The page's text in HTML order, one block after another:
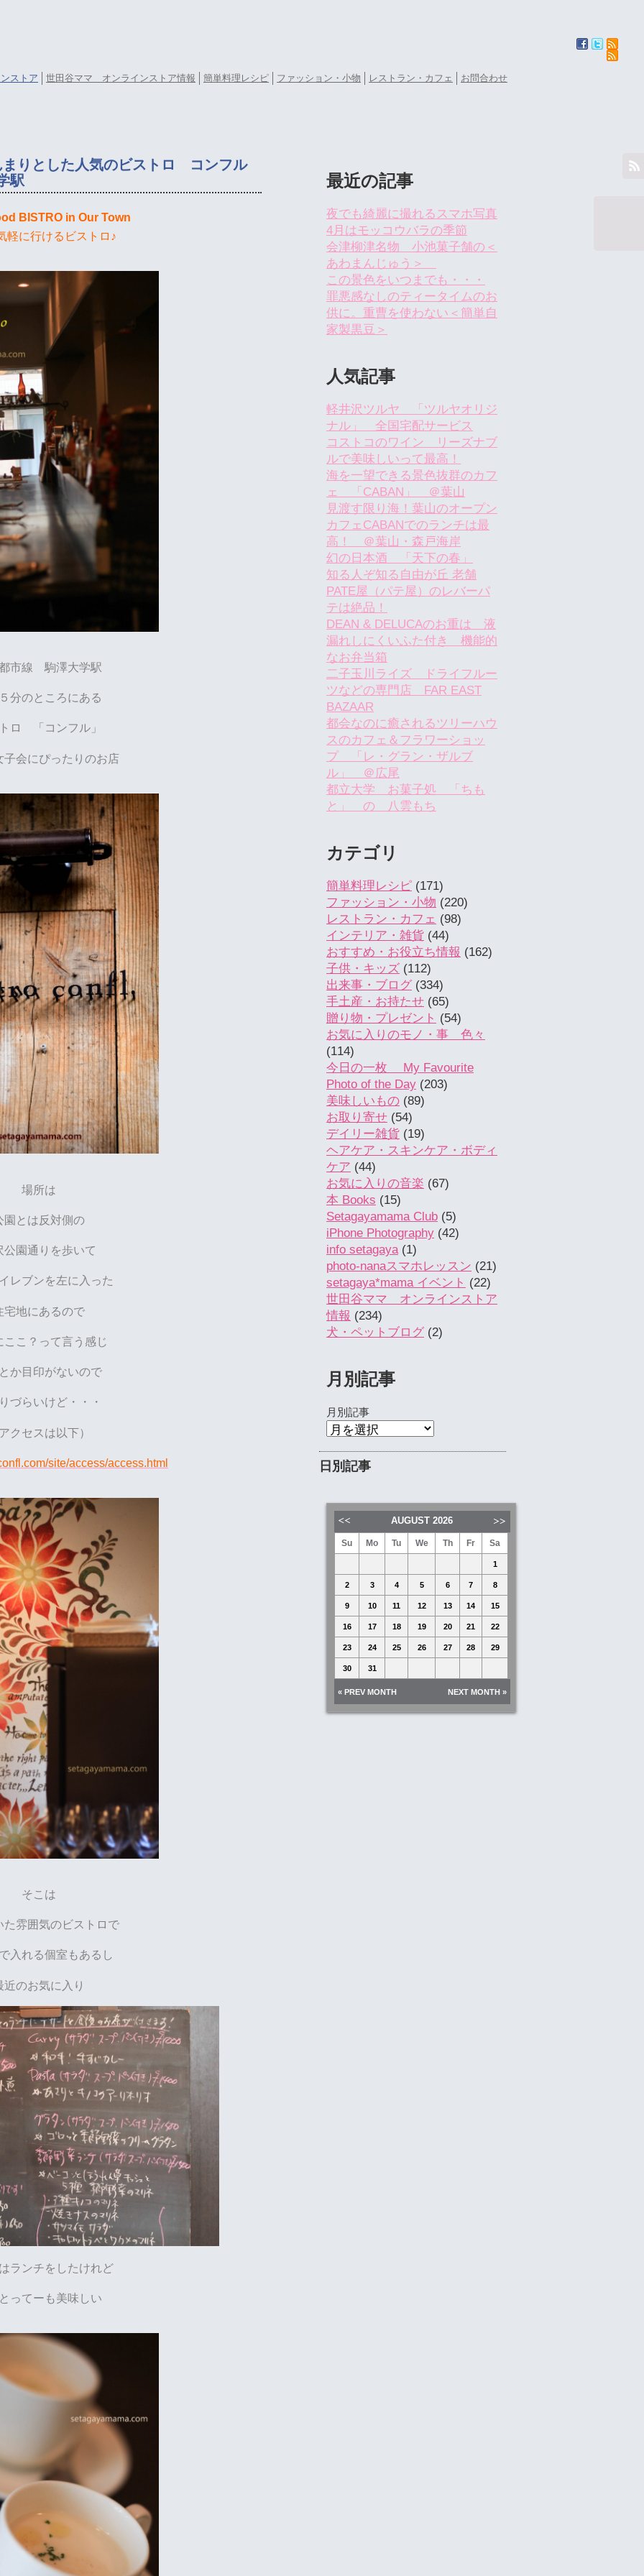
ストア 世田谷ママ オンラインストア情報 簡単料理レシピ ファッション・小物 レストラン・カフェ お問合わせ
りとした人気のビストロ コンフル
駅
BISTRO in Our Town
軽に行けるビストロ♪
市線 駒澤大学駅
分のところにある
ロ 「コンフル」
子会にぴったりのお店
場所は
園とは反対側の
公園通りを歩いて
レブンを左に入った
宅地にあるので
ここ？って言う感じ
か目印がないので
づらいけど・・・
クセスは以下）
site/access/access.html
そこは
た雰囲気のビストロで
入れる個室もあるし
近のお気に入り
ランチをしたけれど
ってーも美味しい
最近の記事
夜でも綺麗に撮れるスマホ写真
4月はモッコウバラの季節
会津柳津名物 小池菓子舗の＜
あわまんじゅう＞
この景色をいつまでも・・・
罪悪感なしのティータイムのお
供に。重曹を使わない＜簡単自
家製黒豆＞
人気記事
軽井沢ツルヤ 「ツルヤオリジ
ナル」 全国宅配サービス
コストコのワイン リーズナブ
ルで美味しいって最高！
海を一望できる景色抜群のカフ
ェ 「CABAN」 ＠葉山
見渡す限り海！葉山のオープン
カフェCABANでのランチは最
高！ ＠葉山・森戸海岸
幻の日本酒 「天下の春」
知る人ぞ知る自由が丘 老舗
PATE屋（パテ屋）のレバーパ
テは絶品！
DEAN & DELUCAのお重は 液
漏れしにくいふた付き 機能的
なお弁当箱
二子玉川ライズ ドライフルー
ツなどの専門店 FAR EAST
BAZAAR
都会なのに癒されるツリーハウ
スのカフェ＆フラワーショッ
プ 「レ・グラン・ザルブ
ル」 ＠広尾
都立大学 お菓子処 「ちも
と」 の 八雲もち
カテゴリ
簡単料理レシピ (171)
ファッション・小物 (220)
レストラン・カフェ (98)
インテリア・雑貨 (44)
おすすめ・お役立ち情報 (162)
子供・キッズ (112)
出来事・ブログ (334)
手土産・お持たせ (65)
贈り物・プレゼント (54)
お気に入りのモノ・事 色々
(114)
今日の一枚 My Favourite
Photo of the Day (203)
美味しいもの (89)
お取り寄せ (54)
デイリー雑貨 (19)
ヘアケア・スキンケア・ボディ
ケア (44)
お気に入りの音楽 (67)
本 Books (15)
Setagayamama Club (5)
iPhone Photography (42)
info setagaya(1)
photo-nanaスマホレッスン (21)
setagaya*mama イベント (22)
世田谷ママ オンラインストア
情報 (234)
犬・ペットブログ (2)
月別記事
月別記事
日別記事
AUGUST 2026
Su Mo Tu We Th Fr Sa
1
2 3 4 5 6 7 8
9 10 11 12 13 14 15
16 17 18 19 20 21 22
23 24 25 26 27 28 29
30 31
« PREV MONTH NEXT MONTH »